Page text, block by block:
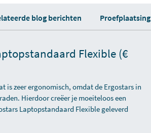
blog berichten Proefplaatsing
Flexible (€
is zeer ergonomisch, omdat de Ergostars in
Hierdoor creëer je moeiteloos een
Laptopstandaard Flexible geleverd